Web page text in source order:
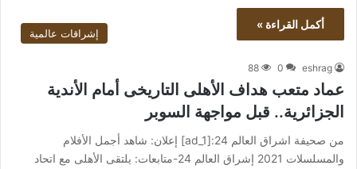
أكمل القراءة »
إشراقات عالمية
eshrag
0
88
عماد متعب هداف الأهلى التاريخى أمام الأندية
الجزائرية.. قبل مواجهة السوبر
من صحيفة اشراق العالم 24:[ad_1] إعلان: شاهد أجمل الأفلام
والمسلسلات 2021 إشراق العالم 24-متابعات: يلتقى الأهلى مع اتحاد